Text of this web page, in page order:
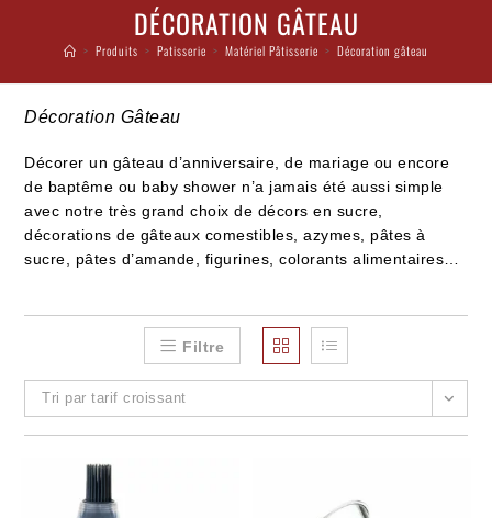
DÉCORATION GÂTEAU
> Produits > Patisserie > Matériel Pâtisserie > Décoration gâteau
Décoration Gâteau
Décorer un gâteau d’anniversaire, de mariage ou encore
de baptême ou baby shower n’a jamais été aussi simple
avec notre très grand choix de décors en sucre,
décorations de gâteaux comestibles, azymes, pâtes à
sucre, pâtes d’amande, figurines, colorants alimentaires…
Filtre
Tri par tarif croissant